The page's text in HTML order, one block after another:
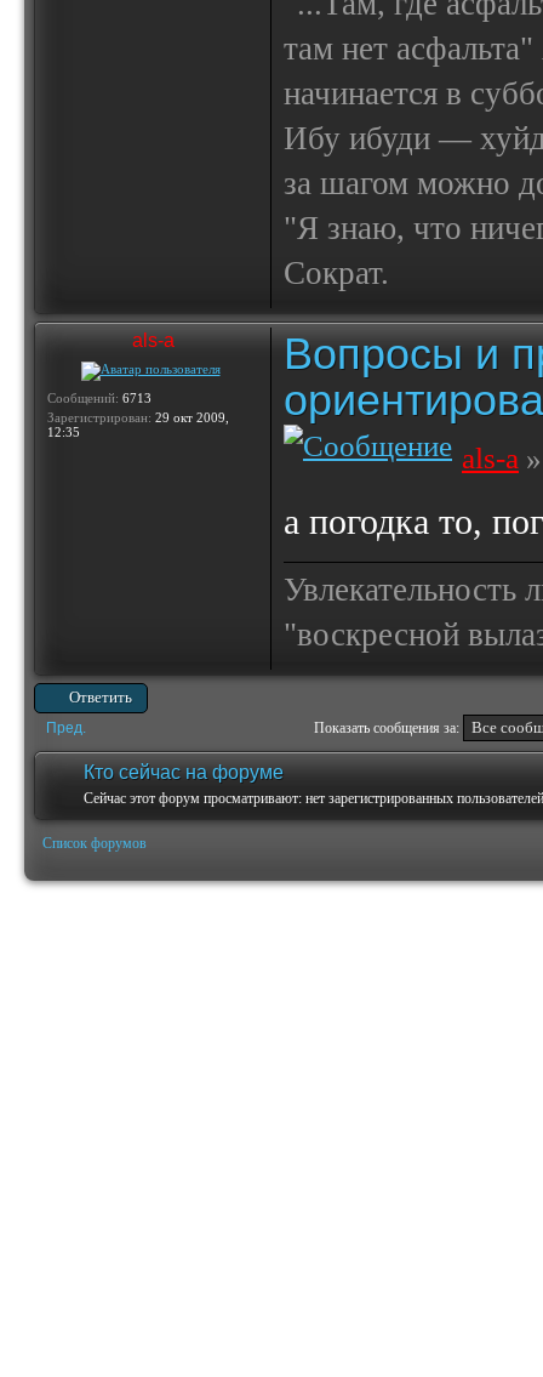
там нет
начинается в
Ибу ибуди —
за шагом можно
"Я знаю, что
Сократ.
als-a
Сообщений: 6713
Зарегистрирован: 29 окт 2009,
12:35
Вопросы и
als-a
а погодка то,
Увлекательность
"воскресной
Ответить
Пред. Показать сообщения за:
Кто сейчас на форуме
Сейчас этот форум просматривают: нет зарегистрированных
Список форумов